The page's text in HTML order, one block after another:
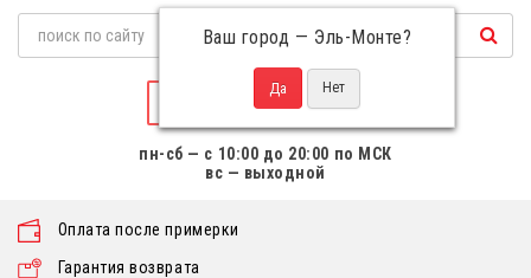
Ваш город — Эль-Монте?
НАПИСАТЬ НАМ
пн-сб — с 10:00 до 20:00 по МСК
вс — выходной
Оплата после примерки
Гарантия возврата